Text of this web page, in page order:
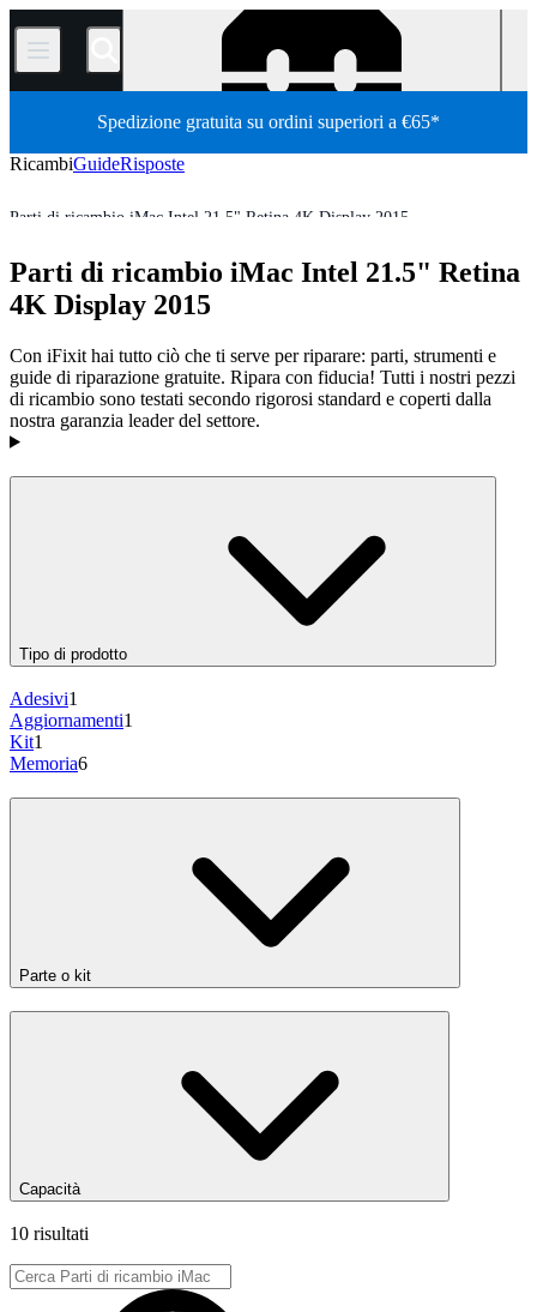
/
Spedizione gratuita su ordini superiori a €65*
RicambiGuideRisposte
Parti di ricambio iMac Intel 21.5" Retina 4K Display 2015
Tutti i ricambi
Store
Parti di ricambio iMac Intel 21.5" Retina
4K Display 2015
Con iFixit hai tutto ciò che ti serve per riparare: parti, strumenti e
guide di riparazione gratuite. Ripara con fiducia! Tutti i nostri pezzi
di ricambio sono testati secondo rigorosi standard e coperti dalla
nostra garanzia leader del settore.
Prodotti
Tipo di prodotto
Adesivi1
Aggiornamenti1
Kit1
Memoria6
Parte o kit
Capacità
10 risultati